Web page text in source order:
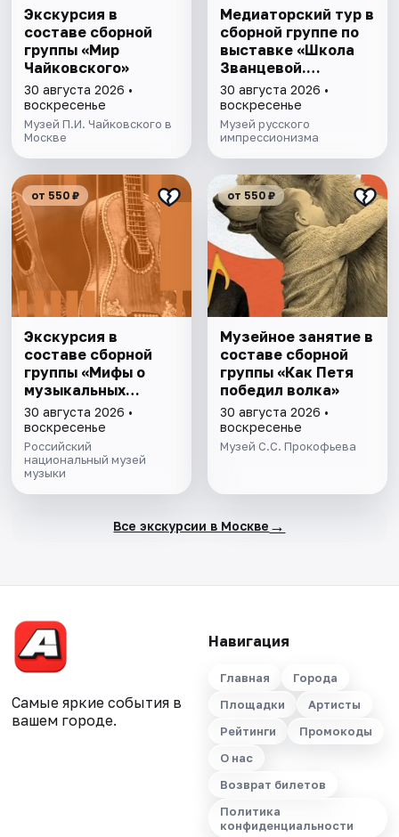
Экскурсия в
составе сборной
группы «Мир
Чайковского»
30 августа 2026 •
воскресенье
Музей П.И. Чайковского в
Москве
Медиаторский тур в
сборной группе по
выставке «Школа
Званцевой.
Лаборатория
модернизма»
30 августа 2026 •
воскресенье
Музей русского
импрессионизма
от 550 ₽
Экскурсия в
составе сборной
группы «Мифы о
музыкальных
инструментах»
30 августа 2026 •
воскресенье
Российский
национальный музей
музыки
от 550 ₽
Музейное занятие в
составе сборной
группы «Как Петя
победил волкa»
30 августа 2026 •
воскресенье
Музей С.С. Прокофьева
Все экскурсии в Москве →
Самые яркие события в
вашем городе.
Навигация
Главная
Города
Площадки
Артисты
Рейтинги
Промокоды
О нас
Возврат билетов
Политика
конфиденциальности